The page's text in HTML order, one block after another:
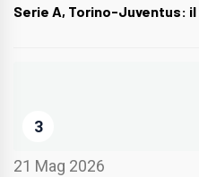
Serie A, Torino-Juventus: il
3
21 Mag 2026